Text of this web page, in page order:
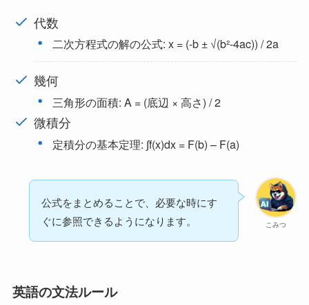
代数
二次方程式の解の公式: x = (-b ± √(b²-4ac)) / 2a
幾何
三角形の面積: A = (底辺 × 高さ) / 2
微積分
定積分の基本定理: ∫f(x)dx = F(b) – F(a)
こみつ
公式をまとめることで、必要な時にす
ぐに参照できるようになります。
英語の文法ルール